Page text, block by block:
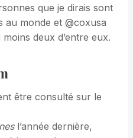
que je dirais sont
au monde et @coxusa
deux d’entre eux.
être consulté sur le
l’année dernière,